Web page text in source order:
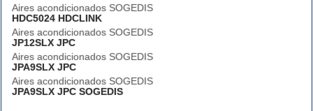
Aires acondicionados SOGEDIS
HDC5024 HDCLINK
Aires acondicionados SOGEDIS
JP12SLX JPC
Aires acondicionados SOGEDIS
JPA9SLX JPC
Aires acondicionados SOGEDIS
JPA9SLX JPC SOGEDIS